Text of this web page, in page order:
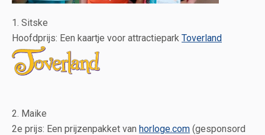
1. Sitske
Hoofdprijs: Een kaartje voor attractiepark Toverland
2. Maike
2e prijs: Een prijzenpakket van horloge.com (gesponsord